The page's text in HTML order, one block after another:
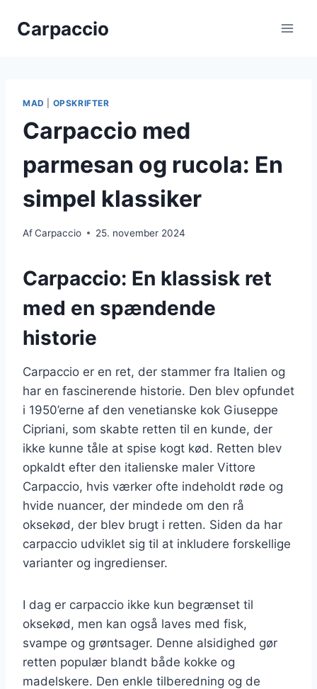
Carpaccio
MAD OPSKRIFTER
Carpaccio med
parmesan og rucola: En
simpel klassiker
AfCarpaccio 25. november 2024
Carpaccio: En klassisk ret
med en spændende
historie
Carpaccio er en ret, der stammer fra Italien og
har en fascinerende historie. Den blev opfundet
i 1950’erne af den venetianske kok Giuseppe
Cipriani, som skabte retten til en kunde, der
ikke kunne tåle at spise kogt kød. Retten blev
opkaldt efter den italienske maler Vittore
Carpaccio, hvis værker ofte indeholdt røde og
hvide nuancer, der mindede om den rå
oksekød, der blev brugt i retten. Siden da har
carpaccio udviklet sig til at inkludere forskellige
varianter og ingredienser.
I dag er carpaccio ikke kun begrænset til
oksekød, men kan også laves med fisk,
svampe og grøntsager. Denne alsidighed gør
retten populær blandt både kokke og
madelskere. Den enkle tilberedning og de